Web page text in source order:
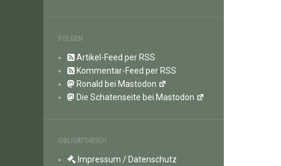
FOLGEN
Artikel-Feed per RSS
Kommentar-Feed per RSS
Ronald bei Mastodon
Die Schatenseite bei Mastodon
OBLIGATORISCH
Impressum / Datenschutz